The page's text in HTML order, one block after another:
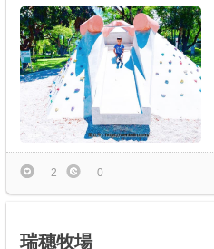
2 0
瑞穗牧場